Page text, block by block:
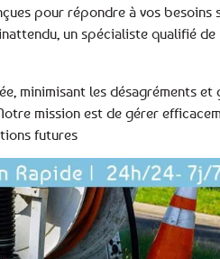
pour répondre à vos
un spécialiste qualifié
minimisant les désagréments et
mission est de gérer
futures